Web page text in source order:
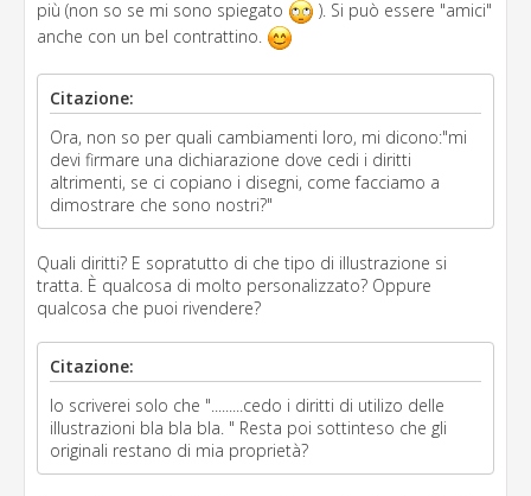
più (non so se mi sono spiegato
). Si può essere "amici"
anche con un bel contrattino.
Citazione:
Ora, non so per quali cambiamenti loro, mi dicono:"mi
devi firmare una dichiarazione dove cedi i diritti
altrimenti, se ci copiano i disegni, come facciamo a
dimostrare che sono nostri?"
Quali diritti? E sopratutto di che tipo di illustrazione si
tratta. È qualcosa di molto personalizzato? Oppure
qualcosa che puoi rivendere?
Citazione:
Io scriverei solo che ".........cedo i diritti di utilizo delle
illustrazioni bla bla bla. " Resta poi sottinteso che gli
originali restano di mia proprietà?